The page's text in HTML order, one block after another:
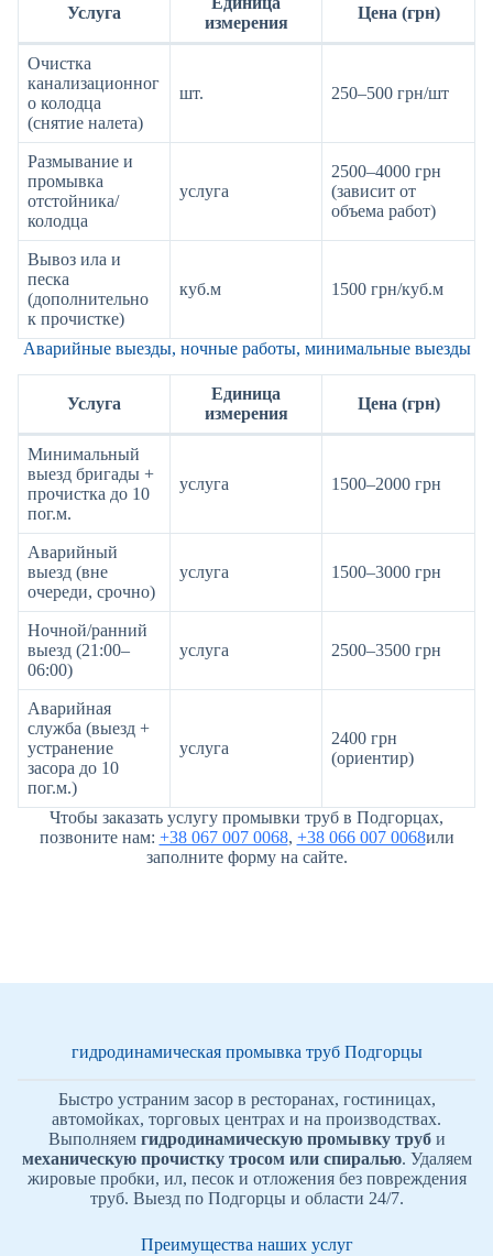
Услуга
измерения
Цена (грн)
Очистка
канализационног
о колодца
(снятие налета)
шт. 250–500 грн/шт
Размывание и
промывка
отстойника/
колодца
услуга
2500–4000 грн
(зависит от
объема работ)
Вывоз ила и
песка
(дополнительно
к прочистке)
куб.м 1500 грн/куб.м
Аварийные выезды, ночные работы, минимальные выезды
Услуга
Единица
измерения
Цена (грн)
Минимальный
выезд бригады +
прочистка до 10
пог.м.
услуга 1500–2000 грн
Аварийный
выезд (вне
очереди, срочно)
услуга 1500–3000 грн
Ночной/ранний
выезд (21:00–
06:00)
услуга 2500–3500 грн
Аварийная
служба (выезд +
устранение
засора до 10
пог.м.)
услуга
2400 грн
(ориентир)
Чтобы заказать услугу промывки труб в Подгорцах,
позвоните нам: +38 067 007 0068, +38 066 007 0068или
заполните форму на сайте.
гидродинамическая промывка труб Подгорцы
Быстро устраним засор в ресторанах, гостиницах,
автомойках, торговых центрах и на производствах.
Выполняем гидродинамическую промывку труби
механическую прочистку тросом или спиралью. Удаляем
жировые пробки, ил, песок и отложения без повреждения
труб. Выезд по Подгорцы и области 24/7.
Преимущества наших услуг